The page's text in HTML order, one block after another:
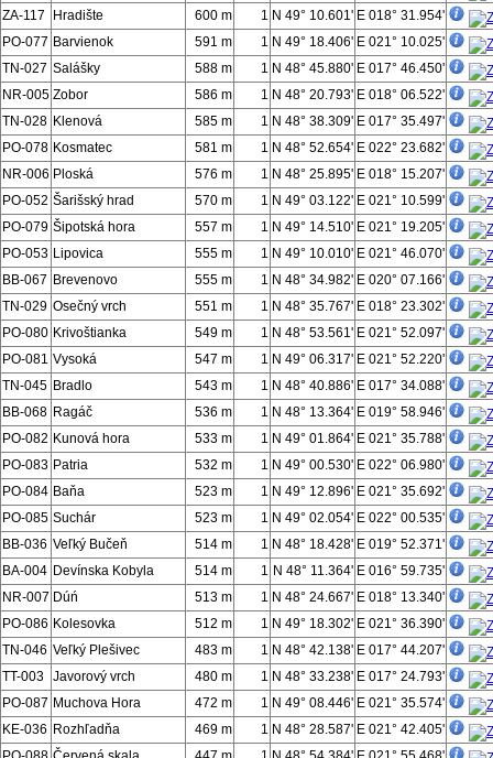
ZA-117
Hradište 600 m 1 N 49° 10.601' E 018° 31.954'
PO-077 Barvienok 591 m 1 N 49° 18.406' E 021° 10.025'
TN-027 Salášky 588 m 1 N 48° 45.880' E 017° 46.450'
NR-005 Zobor 586 m 1 N 48° 20.793' E 018° 06.522'
TN-028 Klenová 585 m 1 N 48° 38.309' E 017° 35.497'
PO-078 Kosmatec 581 m 1 N 48° 52.654' E 022° 23.682'
NR-006 Ploská 576 m 1 N 48° 25.895' E 018° 15.207'
PO-052 Šarišský hrad 570 m 1 N 49° 03.122' E 021° 10.599'
PO-079 Šipotská hora 557 m 1 N 49° 14.510' E 021° 19.205'
PO-053 Lipovica 555 m 1 N 49° 10.010' E 021° 46.070'
BB-067 Brevenovo 555 m 1 N 48° 34.982' E 020° 07.166'
TN-029 Osečný vrch 551 m 1 N 48° 35.767' E 018° 23.302'
PO-080 Krivoštianka 549 m 1 N 48° 53.561' E 021° 52.097'
PO-081 Vysoká 547 m 1 N 49° 06.317' E 021° 52.220'
TN-045 Bradlo 543 m 1 N 48° 40.886' E 017° 34.088'
BB-068 Ragáč 536 m 1 N 48° 13.364' E 019° 58.946'
PO-082 Kunová hora 533 m 1 N 49° 01.864' E 021° 35.788'
PO-083 Patria 532 m 1 N 49° 00.530' E 022° 06.980'
PO-084 Baňa 523 m 1 N 49° 12.896' E 021° 35.692'
PO-085 Suchár 523 m 1 N 49° 02.054' E 022° 00.535'
BB-036 Veľký Bučeň 514 m 1 N 48° 18.428' E 019° 52.371'
BA-004 Devínska Kobyla 514 m 1 N 48° 11.364' E 016° 59.735'
NR-007 Dúń 513 m 1 N 48° 24.667' E 018° 13.340'
PO-086 Kolesovka 512 m 1 N 49° 18.302' E 021° 36.390'
TN-046 Veľký Plešivec 483 m 1 N 48° 42.138' E 017° 44.207'
TT-003 Javorový vrch 480 m 1 N 48° 33.238' E 017° 24.793'
PO-087 Muchova Hora 472 m 1 N 49° 08.446' E 021° 35.574'
KE-036 Rozhľadňa 469 m 1 N 48° 28.587' E 021° 42.405'